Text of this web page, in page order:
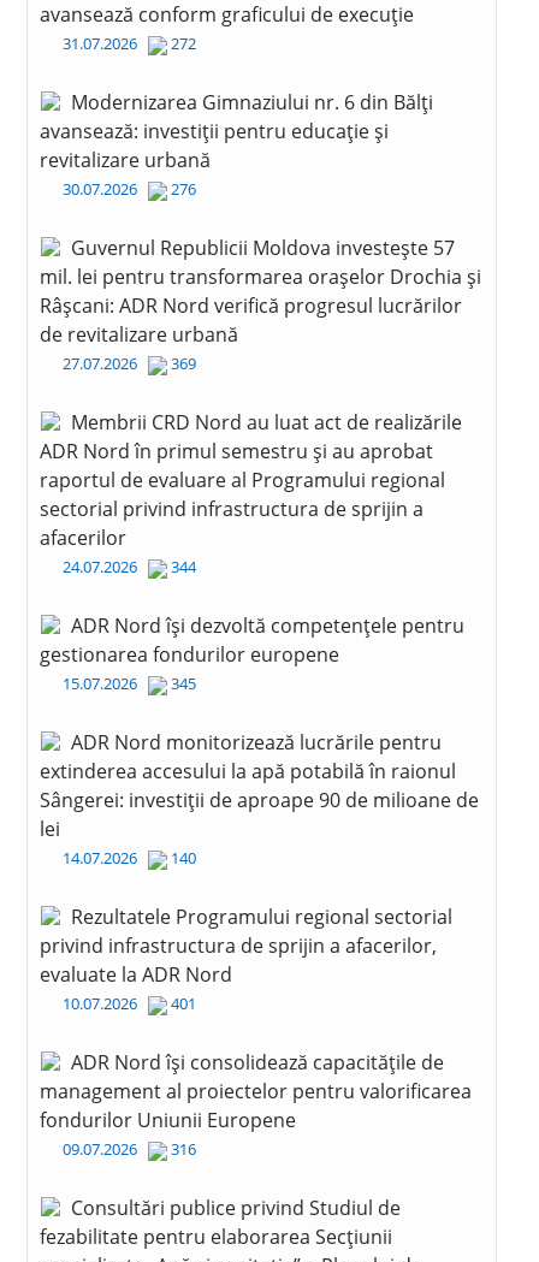
avansează conform graficului de execuție
31.07.2026 272
Modernizarea Gimnaziului nr. 6 din Bălți
avansează: investiții pentru educație și
revitalizare urbană
30.07.2026 276
Guvernul Republicii Moldova investește 57
mil. lei pentru transformarea orașelor Drochia și
Râșcani: ADR Nord verifică progresul lucrărilor
de revitalizare urbană
27.07.2026 369
Membrii CRD Nord au luat act de realizările
ADR Nord în primul semestru și au aprobat
raportul de evaluare al Programului regional
sectorial privind infrastructura de sprijin a
afacerilor
24.07.2026 344
ADR Nord își dezvoltă competențele pentru
gestionarea fondurilor europene
15.07.2026 345
ADR Nord monitorizează lucrările pentru
extinderea accesului la apă potabilă în raionul
Sângerei: investiții de aproape 90 de milioane de
lei
14.07.2026 140
Rezultatele Programului regional sectorial
privind infrastructura de sprijin a afacerilor,
evaluate la ADR Nord
10.07.2026 401
ADR Nord își consolidează capacitățile de
management al proiectelor pentru valorificarea
fondurilor Uniunii Europene
09.07.2026 316
Consultări publice privind Studiul de
fezabilitate pentru elaborarea Secțiunii